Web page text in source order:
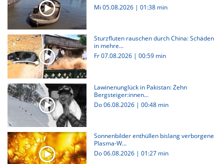
Mi 05.08.2026 | 01:38 min
Sturzfluten rauschen durch China: Schäden
in mehre...
Fr 07.08.2026 | 00:59 min
Lawinenunglück in Pakistan: Zehn
Bergsteiger:innen...
Do 06.08.2026 | 00:48 min
Sonnenbilder enthüllen bislang verborgene
Plasma-W...
Do 06.08.2026 | 01:27 min